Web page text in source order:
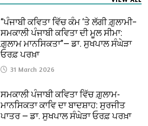
“ਪੰਜਾਬੀ ਕਵਿਤਾ ਵਿੱਚ ਕੰਮ ‘ਤੇ ਲੱਗੀ ਗ਼ੁਲਾਮੀ–
ਸਮਕਾਲੀ ਪੰਜਾਬੀ ਕਵਿਤਾ ਦੀ ਮੂਲ ਸੀਮਾ:
ਗ਼ੁਲਾਮ ਮਾਨਸਿਕਤਾ”— ਡਾ. ਸੁਖਪਾਲ ਸੰਘੇੜਾ
ਓਰਫ਼ ਪਰਖ਼ਾ
31 March 2026
ਸਮਕਾਲੀ ਪੰਜਾਬੀ ਕਵਿਤਾ ਵਿੱਚ ਗ਼ੁਲਾਮ-
ਮਾਨਸਿਕਤਾ ਕਾਵਿ ਦਾ ਬਾਦਸ਼ਾਹ: ਸੁਰਜੀਤ
ਪਾਤਰ — ਡਾ. ਸੁਖਪਾਲ ਸੰਘੇੜਾ ਓਰਫ਼ ਪਰਖ਼ਾ